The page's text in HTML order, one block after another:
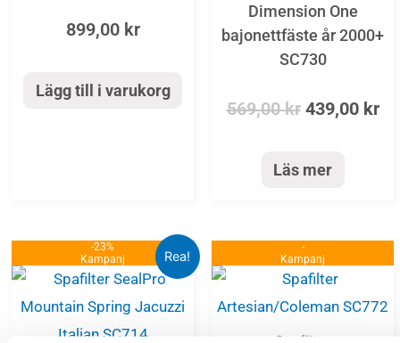
899,00 kr
Lägg till i varukorg
Dimension One
bajonettfäste år 2000+
SC730
569,00kr 439,00 kr
Läs mer
Rea!
-23%
Kampanj
Det
ursprungliga
priset
var:
Det
nuvarande
priset
-
Kampanj